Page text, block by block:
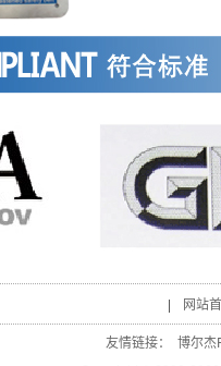
| 网站
友情链接：
博尔杰